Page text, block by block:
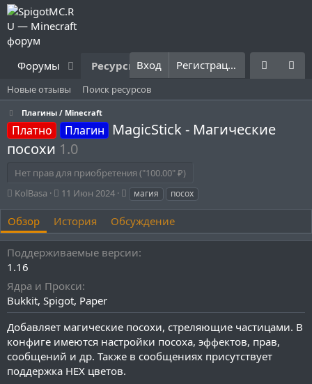
Форумы Ресурсы Что нового? Правила
Вход Регистрация
Новые отзывы Поиск ресурсов
Плагины / Minecraft
Платно Плагин
MagicStick - Магические
посохи 1.0
Нет прав для приобретения ("100.00" ₽)
А
т
о
р
KolBasa
Д
т
а
с
о
а
н
я
11 Июн 2024
Т
г
и
магия посох
Обзор История Обсуждение
Поддерживаемые версии
1.16
Ядра и Прокси
Bukkit Spigot Paper
Добавляет магические посохи, стреляющие частицами. В
конфиге имеются настройки посоха, эффектов, прав,
сообщений и др. Также в сообщениях присутствует
поддержка HEX цветов.